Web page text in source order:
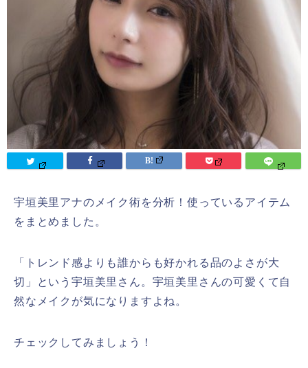
宇垣美里アナのメイク術を分析！使っているアイテム
をまとめました。
「トレンド感よりも誰からも好かれる品のよさが大
切」という宇垣美里さん。宇垣美里さんの可愛くて自
然なメイクが気になりますよね。
チェックしてみましょう！